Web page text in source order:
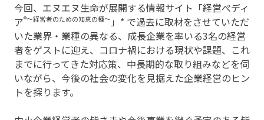
今回、エヌエヌ生命が展開する情報サイト「経営ぺディ
ア®～経営者のための知恵の種～ 」* で過去に取材をさせていただ
いた業界・業種の異なる、成長企業を率いる3名の経営
者をゲストに迎え、コロナ禍における現状や課題、これ
までに行ってきた対応策、中長期的な取り組みなどを伺
いながら、今後の社会の変化を見据えた企業経営のヒン
トを探ります。